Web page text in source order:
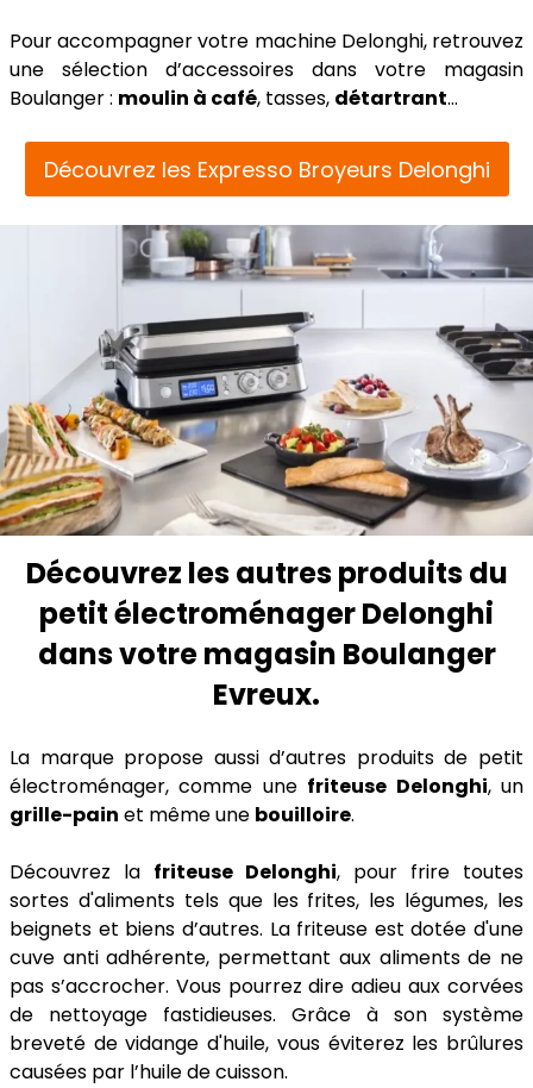
Pour accompagner votre machine Delonghi, retrouvez
une sélection d’accessoires dans votre magasin
Boulanger : moulin à café, tasses, détartrant…
Découvrez les Expresso Broyeurs Delonghi
Découvrez les autres produits du
petit électroménager Delonghi
dans votre magasin Boulanger
Evreux.
La marque propose aussi d’autres produits de petit
électroménager, comme une friteuse Delonghi, un
grille-pain et même une bouilloire.
Découvrez la friteuse Delonghi, pour frire toutes
sortes d'aliments tels que les frites, les légumes, les
beignets et biens d’autres. La friteuse est dotée d'une
cuve anti adhérente, permettant aux aliments de ne
pas s’accrocher. Vous pourrez dire adieu aux corvées
de nettoyage fastidieuses. Grâce à son système
breveté de vidange d'huile, vous éviterez les brûlures
causées par l’huile de cuisson.